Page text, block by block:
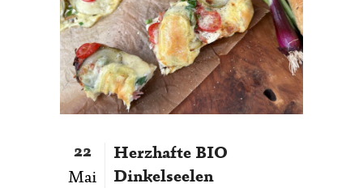
22
Mai
Herzhafte BIO
Dinkelseelen